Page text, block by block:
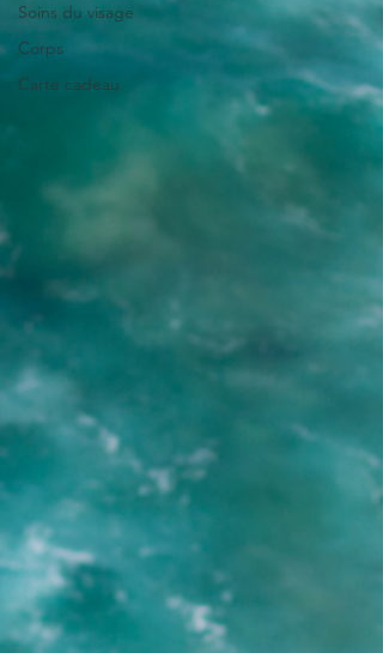
Soins du visage
Corps
Carte cadeau